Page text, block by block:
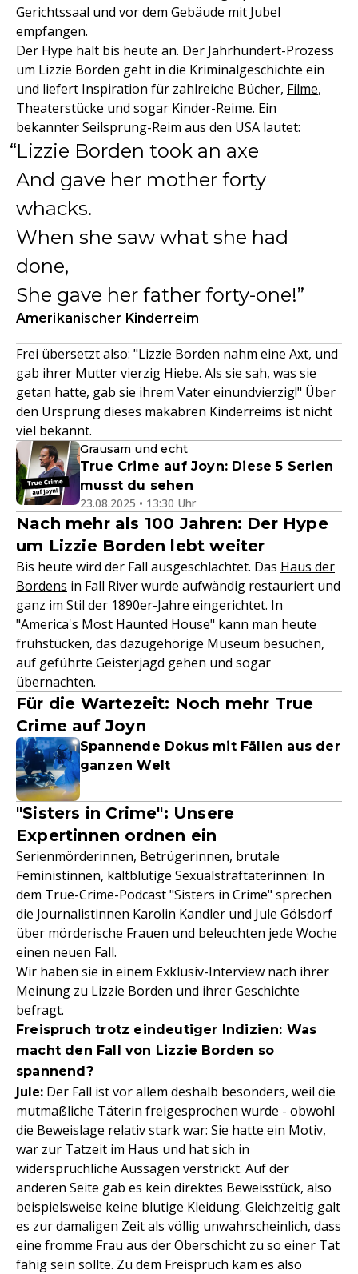
Gerichtssaal und vor dem Gebäude mit Jubel
empfangen.
Der Hype hält bis heute an. Der Jahrhundert-Prozess
um Lizzie Borden geht in die Kriminalgeschichte ein
und liefert Inspiration für zahlreiche Bücher, Filme,
Theaterstücke und sogar Kinder-Reime. Ein
bekannter Seilsprung-Reim aus den USA lautet:
Lizzie Borden took an axe
And gave her mother forty
whacks.
When she saw what she had
done,
She gave her father forty-one!
Amerikanischer Kinderreim
Frei übersetzt also: "Lizzie Borden nahm eine Axt, und
gab ihrer Mutter vierzig Hiebe. Als sie sah, was sie
getan hatte, gab sie ihrem Vater einundvierzig!" Über
den Ursprung dieses makabren Kinderreims ist nicht
viel bekannt.
Grausam und echt
True Crime auf Joyn: Diese 5 Serien
musst du sehen
23.08.2025 • 13:30 Uhr
Nach mehr als 100 Jahren: Der Hype
um Lizzie Borden lebt weiter
Bis heute wird der Fall ausgeschlachtet. Das Haus der
Bordens in Fall River wurde aufwändig restauriert und
ganz im Stil der 1890er-Jahre eingerichtet. In
"America's Most Haunted House" kann man heute
frühstücken, das dazugehörige Museum besuchen,
auf geführte Geisterjagd gehen und sogar
übernachten.
Für die Wartezeit: Noch mehr True
Crime auf Joyn
Spannende Dokus mit Fällen aus der
ganzen Welt
"Sisters in Crime": Unsere
Expertinnen ordnen ein
Serienmörderinnen, Betrügerinnen, brutale
Feministinnen, kaltblütige Sexualstraftäterinnen: In
dem True-Crime-Podcast "Sisters in Crime" sprechen
die Journalistinnen Karolin Kandler und Jule Gölsdorf
über mörderische Frauen und beleuchten jede Woche
einen neuen Fall.
Wir haben sie in einem Exklusiv-Interview nach ihrer
Meinung zu Lizzie Borden und ihrer Geschichte
befragt.
Freispruch trotz eindeutiger Indizien: Was
macht den Fall von Lizzie Borden so
spannend?
Jule: Der Fall ist vor allem deshalb besonders, weil die
mutmaßliche Täterin freigesprochen wurde - obwohl
die Beweislage relativ stark war: Sie hatte ein Motiv,
war zur Tatzeit im Haus und hat sich in
widersprüchliche Aussagen verstrickt. Auf der
anderen Seite gab es kein direktes Beweisstück, also
beispielsweise keine blutige Kleidung. Gleichzeitig galt
es zur damaligen Zeit als völlig unwahrscheinlich, dass
eine fromme Frau aus der Oberschicht zu so einer Tat
fähig sein sollte. Zu dem Freispruch kam es also